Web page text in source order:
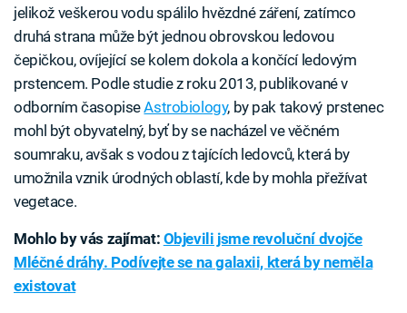
jelikož veškerou vodu spálilo hvězdné záření, zatímco
druhá strana může být jednou obrovskou ledovou
čepičkou, ovíjející se kolem dokola a končící ledovým
prstencem. Podle studie z roku 2013, publikované v
odborním časopiseAstrobiology, by pak takový prstenec
mohl být obyvatelný, byť by se nacházel ve věčném
soumraku, avšak s vodou z tajících ledovců, která by
umožnila vznik úrodných oblastí, kde by mohla přežívat
vegetace.
Mohlo by vás zajímat: Objevili jsme revoluční dvojče
Mléčné dráhy. Podívejte se na galaxii, která by neměla
existovat